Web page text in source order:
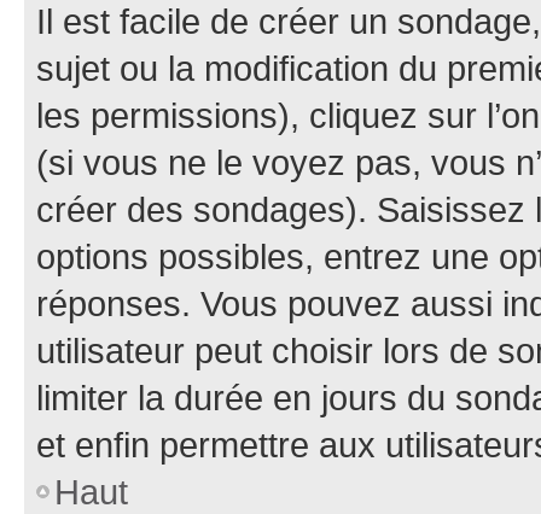
Il est facile de créer un
sujet ou la modification du
les permissions), cliquez sur
(si vous ne le voyez pas, vous
créer des sondages).
options possibles, entrez une
réponses. Vous pouvez aussi
utilisateur peut choisir lors de
limiter la durée en jours du
et enfin permettre aux
Haut